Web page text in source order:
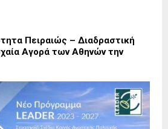
Πειραιώς – Διαδραστική
Αγορά των Αθηνών την